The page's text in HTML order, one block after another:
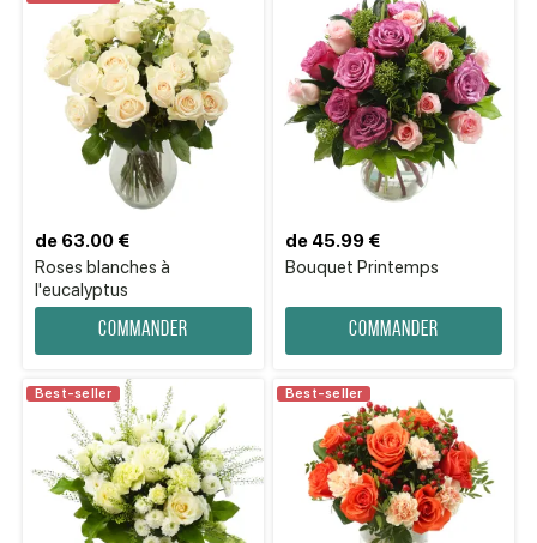
Roses blanches à
l'eucalyptus
de 63.00 €
Commander
Bouquet Printemps
de 45.99 €
Commander
Best-seller Best-seller